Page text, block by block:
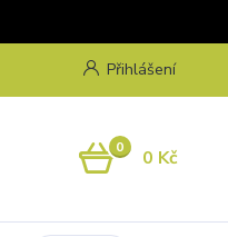
Přihlášení
0 0 Kč